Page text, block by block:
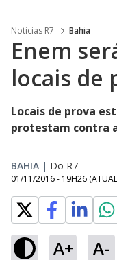
Noticias R7 Bahia
Enem
locais de
Locais de prova
protestam contra a
BAHIA | Do R7
01/11/2016 - 19H26
A+ A-